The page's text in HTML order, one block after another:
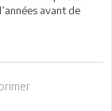
avant de